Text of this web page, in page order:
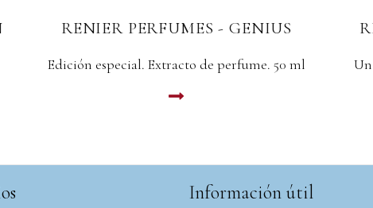
RENIER PERFUMES - ANACAONA
Un homenaje a una " muy notable mujer" EDP 50
Información útil